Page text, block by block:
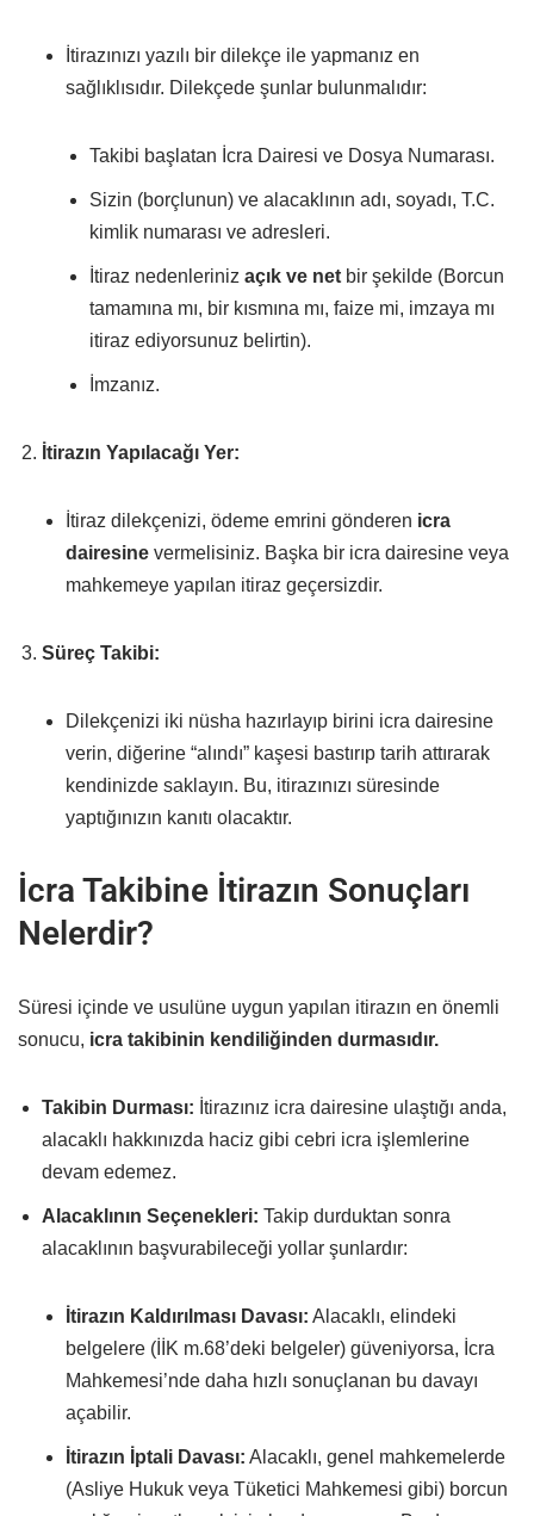
İtirazınızı yazılı bir dilekçe ile yapmanız en
sağlıklısıdır. Dilekçede şunlar bulunmalıdır:
Takibi başlatan İcra Dairesi ve Dosya Numarası.
Sizin (borçlunun) ve alacaklının adı, soyadı, T.C.
kimlik numarası ve adresleri.
İtiraz nedenleriniz açık ve net bir şekilde (Borcun
tamamına mı, bir kısmına mı, faize mi, imzaya mı
itiraz ediyorsunuz belirtin).
İmzanız.
İtirazın Yapılacağı Yer:
İtiraz dilekçenizi, ödeme emrini gönderen icra
dairesine vermelisiniz. Başka bir icra dairesine veya
mahkemeye yapılan itiraz geçersizdir.
Süreç Takibi:
Dilekçenizi iki nüsha hazırlayıp birini icra dairesine
verin, diğerine “alındı” kaşesi bastırıp tarih attırarak
kendinizde saklayın. Bu, itirazınızı süresinde
yaptığınızın kanıtı olacaktır.
İcra Takibine İtirazın Sonuçları
Nelerdir?
Süresi içinde ve usulüne uygun yapılan itirazın en önemli
sonucu, icra takibinin kendiliğinden durmasıdır.
Takibin Durması: İtirazınız icra dairesine ulaştığı anda,
alacaklı hakkınızda haciz gibi cebri icra işlemlerine
devam edemez.
Alacaklının Seçenekleri: Takip durduktan sonra
alacaklının başvurabileceği yollar şunlardır:
İtirazın Kaldırılması Davası: Alacaklı, elindeki
belgelere (İİK m.68’deki belgeler) güveniyorsa, İcra
Mahkemesi’nde daha hızlı sonuçlanan bu davayı
açabilir.
İtirazın İptali Davası: Alacaklı, genel mahkemelerde
(Asliye Hukuk veya Tüketici Mahkemesi gibi) borcun